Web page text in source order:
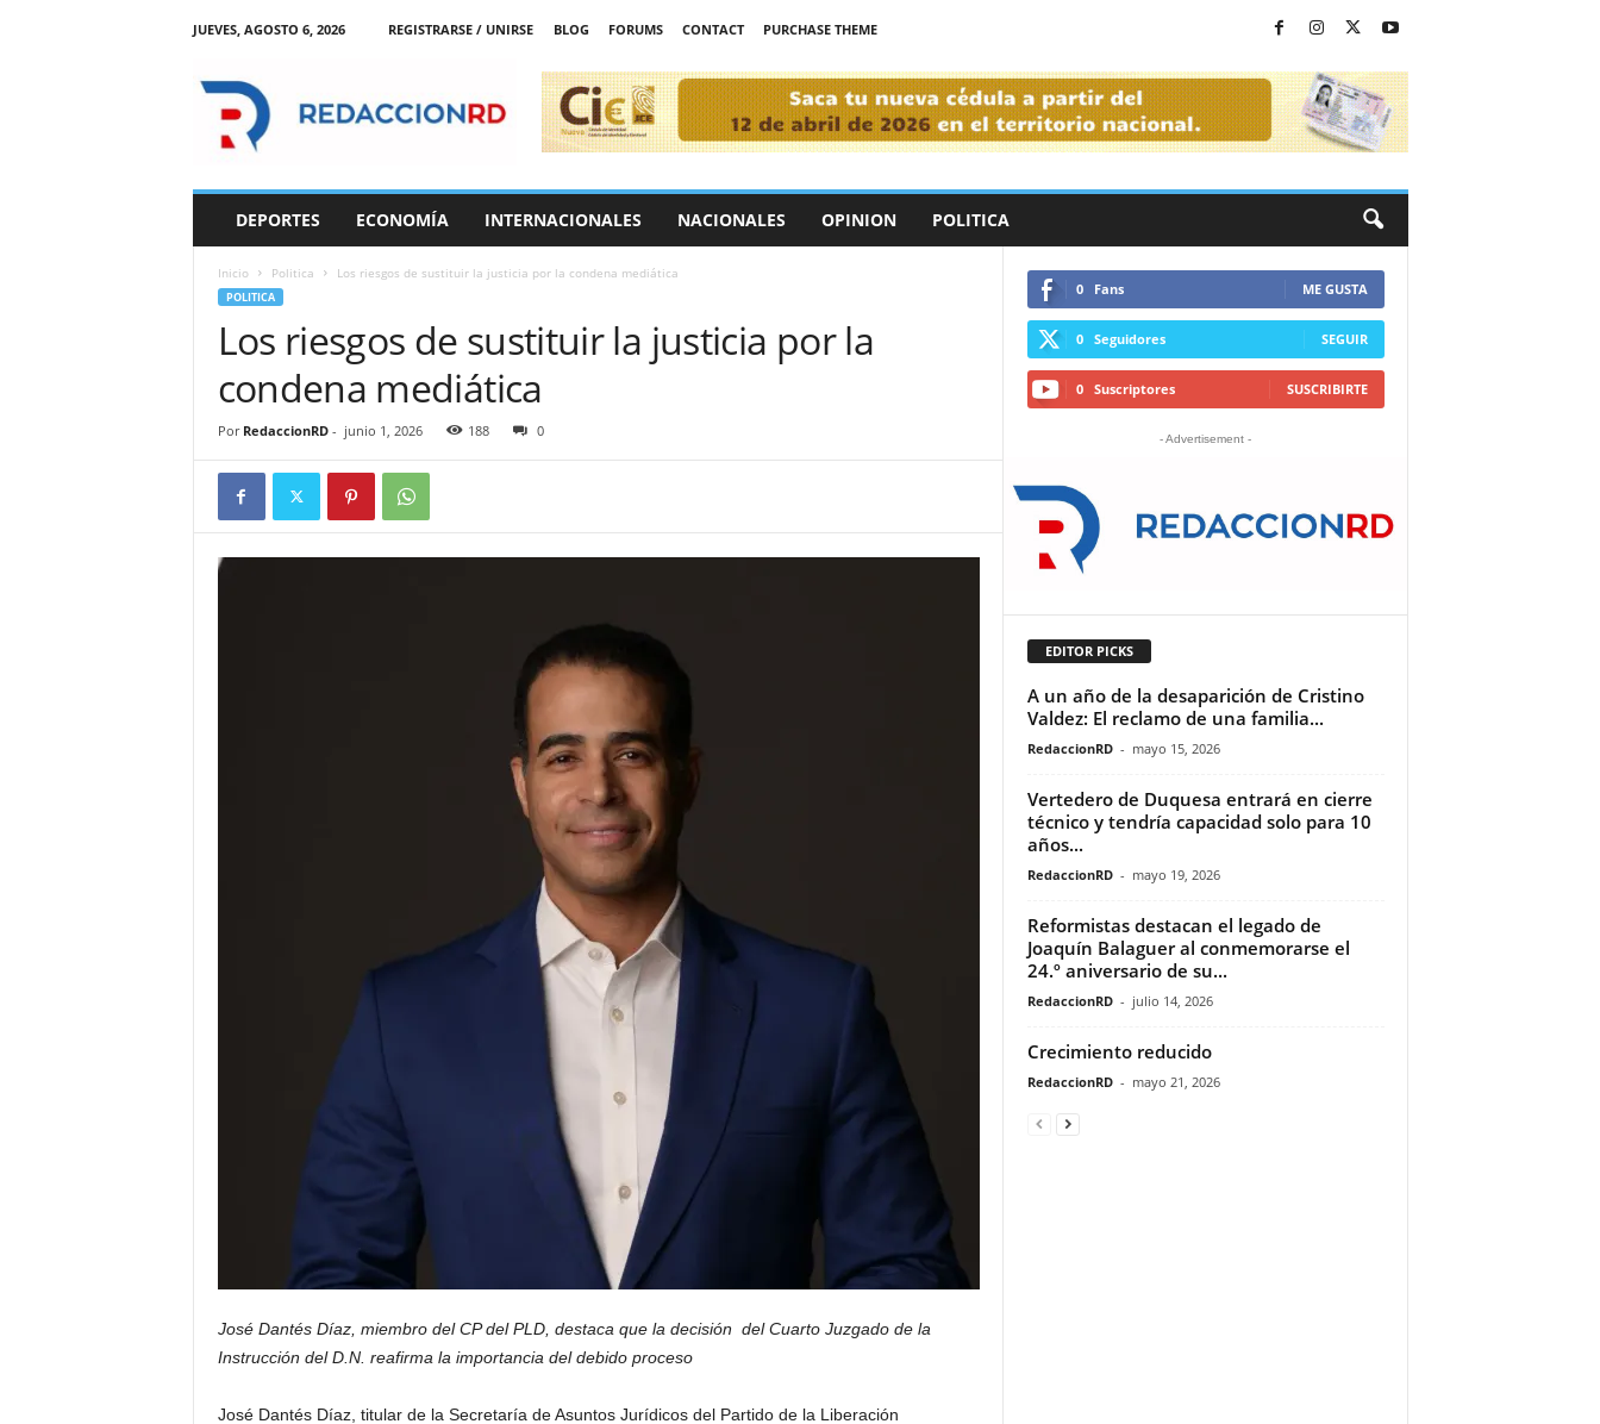
JUEVES, AGOSTO 6, 2026 REGISTRARSE / UNIRSE BLOG FORUMS CONTACT
PURCHASE THEME
DEPORTES ECONOMÍA INTERNACIONALES NACIONALES OPINION POLITICA
Inicio Politica Los riesgos de sustituir la justicia por la condena mediática
POLITICA
Los riesgos de sustituir la justicia por la
condena mediática
Por RedaccionRD- junio 1, 2026 188 0
José Dantés Díaz, miembro del CP del PLD, destaca que la decisión del Cuarto Juzgado de la
Instrucción del D.N. reafirma la importancia del debido proceso
José Dantés Díaz, titular de la Secretaría de Asuntos Jurídicos del Partido de la Liberación
0 Fans ME GUSTA
0 Seguidores SEGUIR
0 Suscriptores SUSCRIBIRTE
- Advertisement -
EDITOR PICKS
A un año de la desaparición de Cristino
Valdez: El reclamo de una familia...
RedaccionRD - mayo 15, 2026
Vertedero de Duquesa entrará en cierre
técnico y tendría capacidad solo para 10
años...
RedaccionRD - mayo 19, 2026
Reformistas destacan el legado de
Joaquín Balaguer al conmemorarse el
24.º aniversario de su...
RedaccionRD - julio 14, 2026
Crecimiento reducido
RedaccionRD - mayo 21, 2026